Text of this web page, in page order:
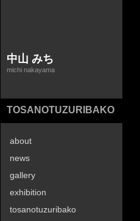
中山 みち
michi nakayama
TOSANOTUZURIBAKO
about
news
gallery
exhibition
tosanotuzuribako